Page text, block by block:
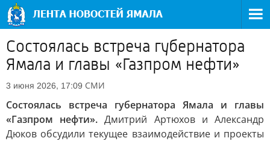
Состоялась встреча губернатора
Ямала и главы «Газпром нефти»
3 июня 2026, 17:09 СМИ
Состоялась встреча губернатора Ямала и главы
«Газпром нефти».Дмитрий Артюхов и Александр
Дюков обсудили текущее взаимодействие и проекты